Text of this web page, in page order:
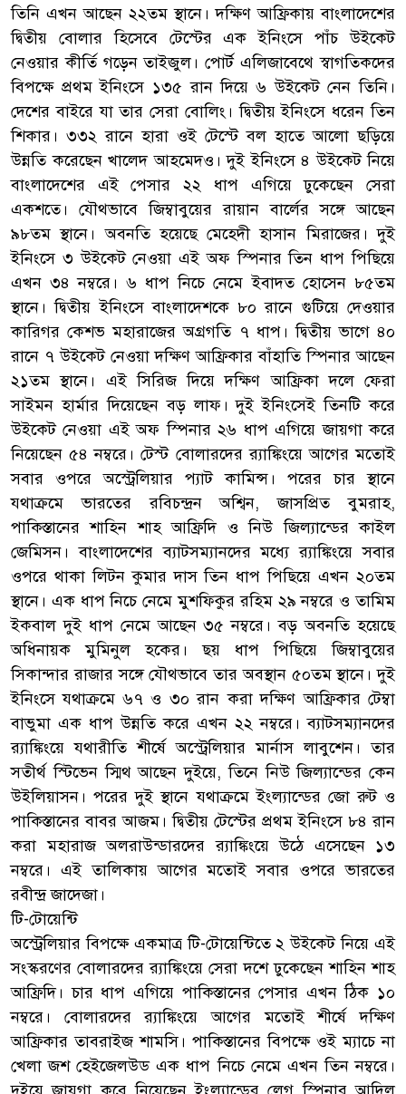
তিনি এখন আছেন ২২তম স্থানে। দক্ষিণ আফ্রিকায় বাংলাদেশের
দ্বিতীয় বোলার হিসেবে টেস্টের এক ইনিংসে পাঁচ উইকেট
নেওয়ার কীর্তি গড়েন তাইজুল। পোর্ট এলিজাবেথে স্বাগতিকদের
বিপক্ষে প্রথম ইনিংসে ১৩৫ রান দিয়ে ৬ উইকেট নেন তিনি।
দেশের বাইরে যা তার সেরা বোলিং। দ্বিতীয় ইনিংসে ধরেন তিন
শিকার। ৩৩২ রানে হারা ওই টেস্টে বল হাতে আলো ছড়িয়ে
উন্নতি করেছেন খালেদ আহমেদও। দুই ইনিংসে ৪ উইকেট নিয়ে
বাংলাদেশের এই পেসার ২২ ধাপ এগিয়ে ঢুকেছেন সেরা
একশতে। যৌথভাবে জিম্বাবুয়ের রায়ান বার্লের সঙ্গে আছেন
৯৮তম স্থানে। অবনতি হয়েছে মেহেদী হাসান মিরাজের। দুই
ইনিংসে ৩ উইকেট নেওয়া এই অফ স্পিনার তিন ধাপ পিছিয়ে
এখন ৩৪ নম্বরে। ৬ ধাপ নিচে নেমে ইবাদত হোসেন ৮৫তম
স্থানে। দ্বিতীয় ইনিংসে বাংলাদেশকে ৮০ রানে গুটিয়ে দেওয়ার
কারিগর কেশভ মহারাজের অগ্রগতি ৭ ধাপ। দ্বিতীয় ভাগে ৪০
রানে ৭ উইকেট নেওয়া দক্ষিণ আফ্রিকার বাঁহাতি স্পিনার আছেন
২১তম স্থানে। এই সিরিজ দিয়ে দক্ষিণ আফ্রিকা দলে ফেরা
সাইমন হার্মার দিয়েছেন বড় লাফ। দুই ইনিংসেই তিনটি করে
উইকেট নেওয়া এই অফ স্পিনার ২৬ ধাপ এগিয়ে জায়গা করে
নিয়েছেন ৫৪ নম্বরে। টেস্ট বোলারদের র‌্যাঙ্কিংয়ে আগের মতোই
সবার ওপরে অস্ট্রেলিয়ার প্যাট কামিন্স। পরের চার স্থানে
যথাক্রমে ভারতের রবিচন্দ্রন অশ্বিন, জাসপ্রিত বুমরাহ,
পাকিস্তানের শাহিন শাহ আফ্রিদি ও নিউ জিল্যান্ডের কাইল
জেমিসন। বাংলাদেশের ব্যাটসম্যানদের মধ্যে র‌্যাঙ্কিংয়ে সবার
ওপরে থাকা লিটন কুমার দাস তিন ধাপ পিছিয়ে এখন ২০তম
স্থানে। এক ধাপ নিচে নেমে মুশফিকুর রহিম ২৯ নম্বরে ও তামিম
ইকবাল দুই ধাপ নেমে আছেন ৩৫ নম্বরে। বড় অবনতি হয়েছে
অধিনায়ক মুমিনুল হকের। ছয় ধাপ পিছিয়ে জিম্বাবুয়ের
সিকান্দার রাজার সঙ্গে যৌথভাবে তার অবস্থান ৫০তম স্থানে। দুই
ইনিংসে যথাক্রমে ৬৭ ও ৩০ রান করা দক্ষিণ আফ্রিকার টেম্বা
বাভুমা এক ধাপ উন্নতি করে এখন ২২ নম্বরে। ব্যাটসম্যানদের
র‌্যাঙ্কিংয়ে যথারীতি শীর্ষে অস্ট্রেলিয়ার মার্নাস লাবুশেন। তার
সতীর্থ স্টিভেন স্মিথ আছেন দুইয়ে, তিনে নিউ জিল্যান্ডের কেন
উইলিয়াসন। পরের দুই স্থানে যথাক্রমে ইংল্যান্ডের জো রুট ও
পাকিস্তানের বাবর আজম। দ্বিতীয় টেস্টের প্রথম ইনিংসে ৮৪ রান
করা মহারাজ অলরাউন্ডারদের র‌্যাঙ্কিংয়ে উঠে এসেছেন ১৩
নম্বরে। এই তালিকায় আগের মতোই সবার ওপরে ভারতের
রবীন্দ্র জাদেজা।
টি-টোয়েন্টি
অস্ট্রেলিয়ার বিপক্ষে একমাত্র টি-টোয়েন্টিতে ২ উইকেট নিয়ে এই
সংস্করণের বোলারদের র‌্যাঙ্কিংয়ে সেরা দশে ঢুকেছেন শাহিন শাহ
আফ্রিদি। চার ধাপ এগিয়ে পাকিস্তানের পেসার এখন ঠিক ১০
নম্বরে। বোলারদের র‌্যাঙ্কিংয়ে আগের মতোই শীর্ষে দক্ষিণ
আফ্রিকার তাবরাইজ শামসি। পাকিস্তানের বিপক্ষে ওই ম্যাচে না
খেলা জশ হেইজেলউড এক ধাপ নিচে নেমে এখন তিন নম্বরে।